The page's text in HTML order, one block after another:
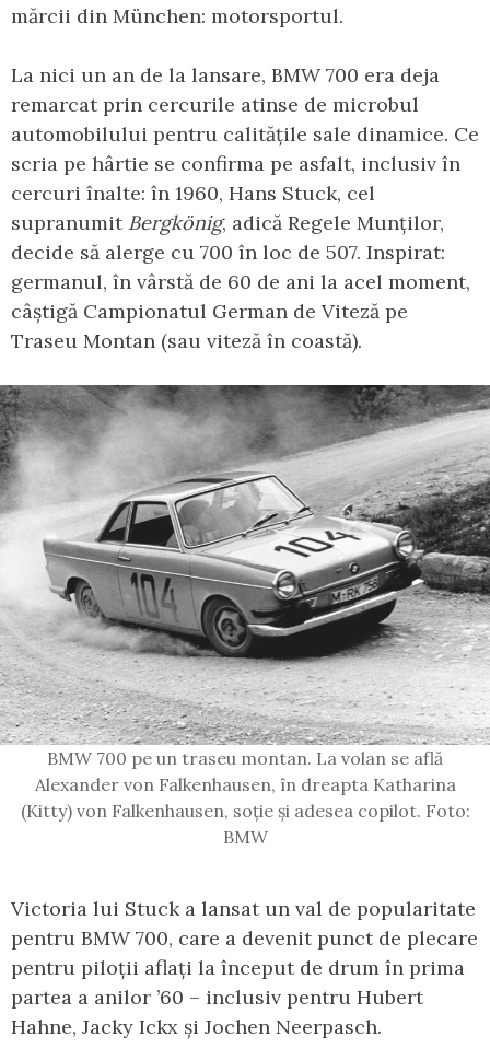
mărcii din München: motorsportul.
La nici un an de la lansare, BMW 700 era deja
remarcat prin cercurile atinse de microbul
automobilului pentru calitățile sale dinamice. Ce
scria pe hârtie se confirma pe asfalt, inclusiv în
cercuri înalte: în 1960, Hans Stuck, cel
supranumit Bergkönig, adică Regele Munților,
decide să alerge cu 700 în loc de 507. Inspirat:
germanul, în vârstă de 60 de ani la acel moment,
câștigă Campionatul German de Viteză pe
Traseu Montan (sau viteză în coastă).
BMW 700 pe un traseu montan. La volan se află
Alexander von Falkenhausen, în dreapta Katharina
(Kitty) von Falkenhausen, soție și adesea copilot. Foto:
BMW
Victoria lui Stuck a lansat un val de popularitate
pentru BMW 700, care a devenit punct de plecare
pentru piloții aflați la început de drum în prima
partea a anilor ’60 – inclusiv pentru Hubert
Hahne, Jacky Ickx și Jochen Neerpasch.